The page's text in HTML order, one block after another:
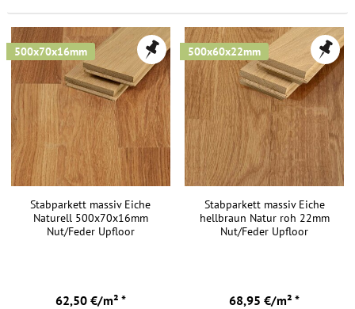
500x70x16mm
Stabparkett massiv Eiche
Naturell 500x70x16mm
Nut/Feder Upfloor
62,50 €/m² *
500x60x22mm
Stabparkett massiv Eiche
hellbraun Natur roh 22mm
Nut/Feder Upfloor
68,95 €/m² *